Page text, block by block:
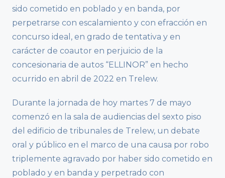
sido cometido en poblado y en banda, por
perpetrarse con escalamiento y con efracción en
concurso ideal, en grado de tentativa y en
carácter de coautor en perjuicio de la
concesionaria de autos “ELLINOR” en hecho
ocurrido en abril de 2022 en Trelew.
Durante la jornada de hoy martes 7 de mayo
comenzó en la sala de audiencias del sexto piso
del edificio de tribunales de Trelew, un debate
oral y público en el marco de una causa por robo
triplemente agravado por haber sido cometido en
poblado y en banda y perpetrado con